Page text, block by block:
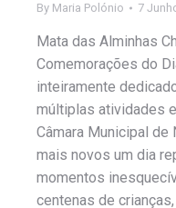
By Maria Polónio 7
Mata das Alminhas
Comemorações do
inteiramente
múltiplas atividades
Câmara Municipal de
mais novos um dia
momentos
centenas de